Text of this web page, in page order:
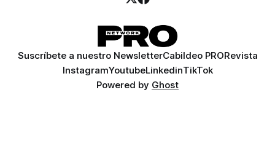
Suscríbete a nuestro NewsletterCabildeo PRORevista
InstagramYoutubeLinkedinTikTok
Powered by Ghost